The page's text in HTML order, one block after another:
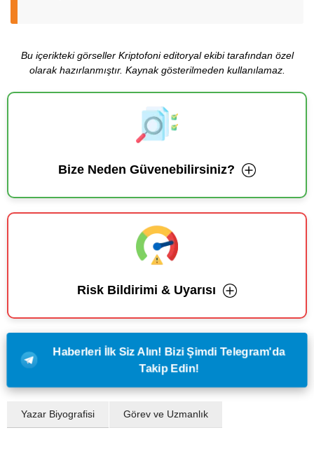
Bu içerikteki görseller Kriptofoni editoryal ekibi tarafından özel
olarak hazırlanmıştır. Kaynak gösterilmeden kullanılamaz.
Bize Neden Güvenebilirsiniz?
Risk Bildirimi & Uyarısı
Haberleri İlk Siz Alın! Bizi Şimdi Telegram'da
Takip Edin!
Yazar Biyografisi Görev ve Uzmanlık